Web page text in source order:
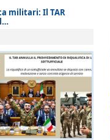
militari: Il TAR